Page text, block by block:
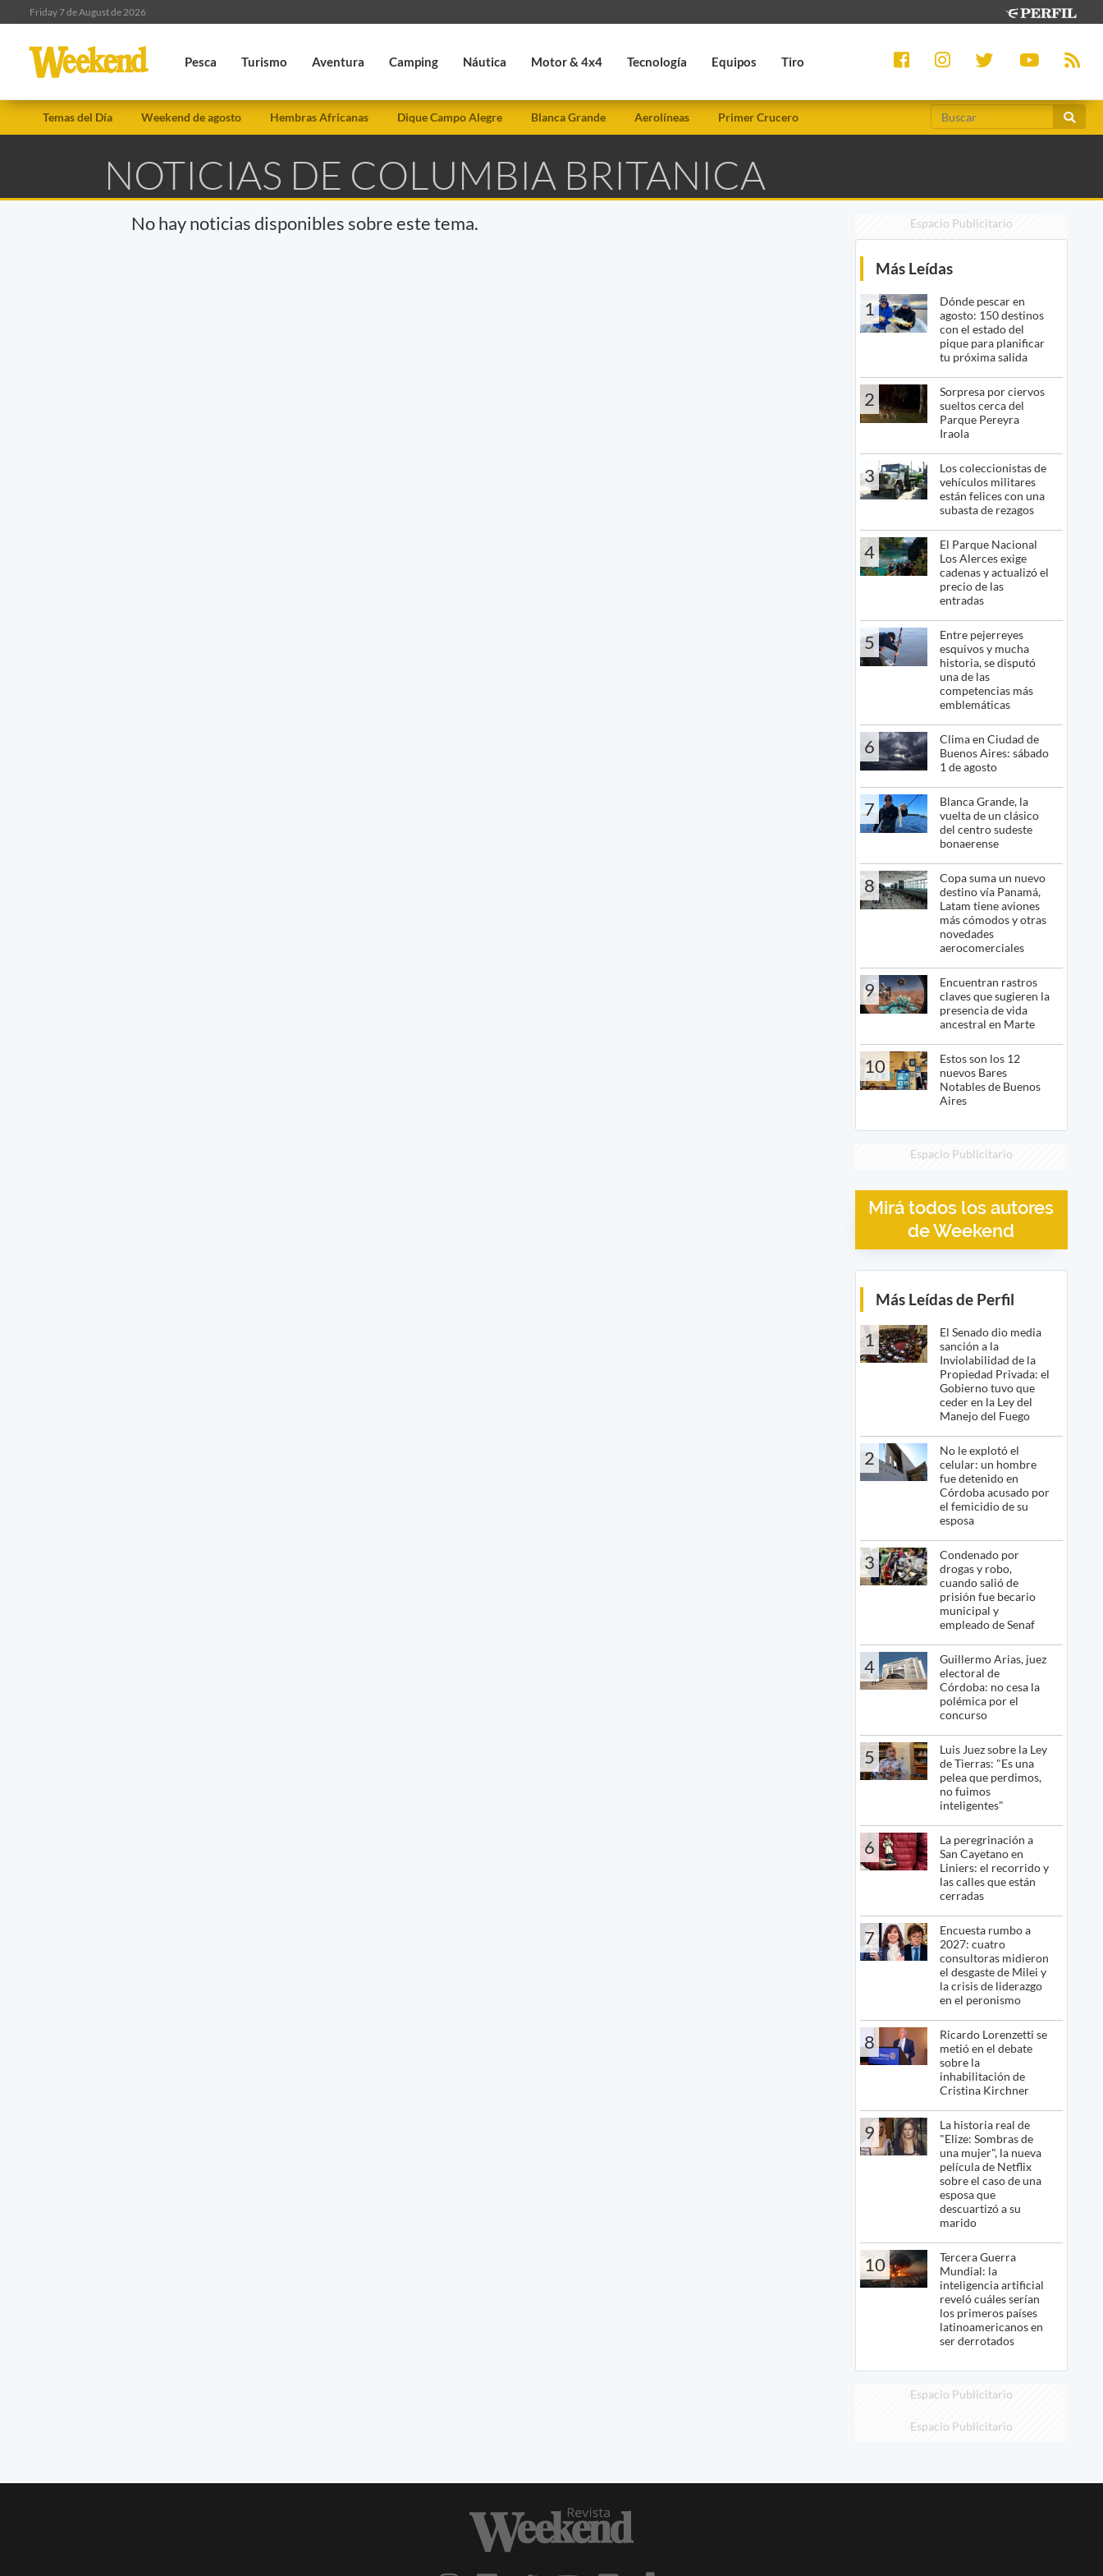
Friday 7 de August de 2026
Pesca Turismo Aventura Camping Náutica Motor & 4x4 Tecnología Equipos Tiro
Temas del Día Weekend de agosto Hembras Africanas Dique Campo Alegre Blanca Grande Aerolíneas Primer Crucero
NOTICIAS DE COLUMBIA BRITANICA
No hay noticias disponibles sobre este tema. Espacio Publicitario
Más Leídas
1
Dónde pescar en
agosto: 150 destinos
con el estado del
pique para planificar
tu próxima salida
2
Sorpresa por ciervos
sueltos cerca del
Parque Pereyra
Iraola
3
Los coleccionistas de
vehículos militares
están felices con una
subasta de rezagos
4
El Parque Nacional
Los Alerces exige
cadenas y actualizó el
precio de las
entradas
5
Entre pejerreyes
esquivos y mucha
historia, se disputó
una de las
competencias más
emblemáticas
6
Clima en Ciudad de
Buenos Aires: sábado
1 de agosto
7
Blanca Grande, la
vuelta de un clásico
del centro sudeste
bonaerense
8
Copa suma un nuevo
destino vía Panamá,
Latam tiene aviones
más cómodos y otras
novedades
aerocomerciales
9
Encuentran rastros
claves que sugieren la
presencia de vida
ancestral en Marte
10
Estos son los 12
nuevos Bares
Notables de Buenos
Aires
Espacio Publicitario
Mirá todos los autores
de Weekend
Más Leídas de Perfil
1
El Senado dio media
sanción a la
Inviolabilidad de la
Propiedad Privada: el
Gobierno tuvo que
ceder en la Ley del
Manejo del Fuego
2
No le explotó el
celular: un hombre
fue detenido en
Córdoba acusado por
el femicidio de su
esposa
3
Condenado por
drogas y robo,
cuando salió de
prisión fue becario
municipal y
empleado de Senaf
4
Guillermo Arias, juez
electoral de
Córdoba: no cesa la
polémica por el
concurso
5
Luis Juez sobre la Ley
de Tierras: "Es una
pelea que perdimos,
no fuimos
inteligentes"
6
La peregrinación a
San Cayetano en
Liniers: el recorrido y
las calles que están
cerradas
7
Encuesta rumbo a
2027: cuatro
consultoras midieron
el desgaste de Milei y
la crisis de liderazgo
en el peronismo
8
Ricardo Lorenzetti se
metió en el debate
sobre la
inhabilitación de
Cristina Kirchner
9
La historia real de
"Elize: Sombras de
una mujer", la nueva
película de Netflix
sobre el caso de una
esposa que
descuartizó a su
marido
10
Tercera Guerra
Mundial: la
inteligencia artificial
reveló cuáles serían
los primeros países
latinoamericanos en
ser derrotados
Espacio Publicitario
Espacio Publicitario